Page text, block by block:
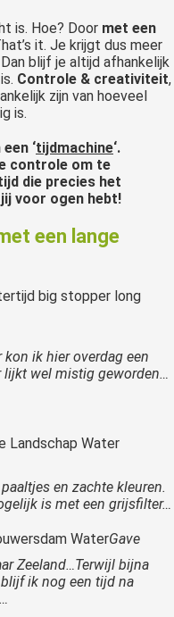
is. Hoe? Door met een
it. Je krijgt dus meer
blijf je altijd afhankelijk
Controle & creativiteit,
zijn van hoeveel
is.
‘tijdmachine‘.
controle om te
die precies het
voor ogen hebt!
een lange
ik hier overdag een
lijkt wel mistig geworden…
en zachte kleuren.
is met een grijsfilter…
Gave
Zeeland…Terwijl bijna
ik nog een tijd na